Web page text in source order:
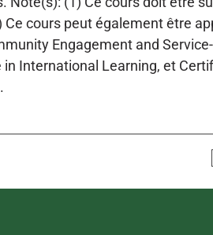
Ce cours peut également être
Engagement and Service-
International Learning, et